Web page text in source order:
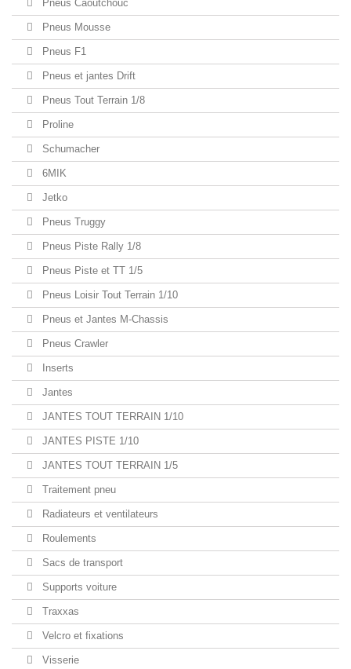
Pneus Caoutchouc
Pneus Mousse
Pneus F1
Pneus et jantes Drift
Pneus Tout Terrain 1/8
Proline
Schumacher
6MIK
Jetko
Pneus Truggy
Pneus Piste Rally 1/8
Pneus Piste et TT 1/5
Pneus Loisir Tout Terrain 1/10
Pneus et Jantes M-Chassis
Pneus Crawler
Inserts
Jantes
JANTES TOUT TERRAIN 1/10
JANTES PISTE 1/10
JANTES TOUT TERRAIN 1/5
Traitement pneu
Radiateurs et ventilateurs
Roulements
Sacs de transport
Supports voiture
Traxxas
Velcro et fixations
Visserie